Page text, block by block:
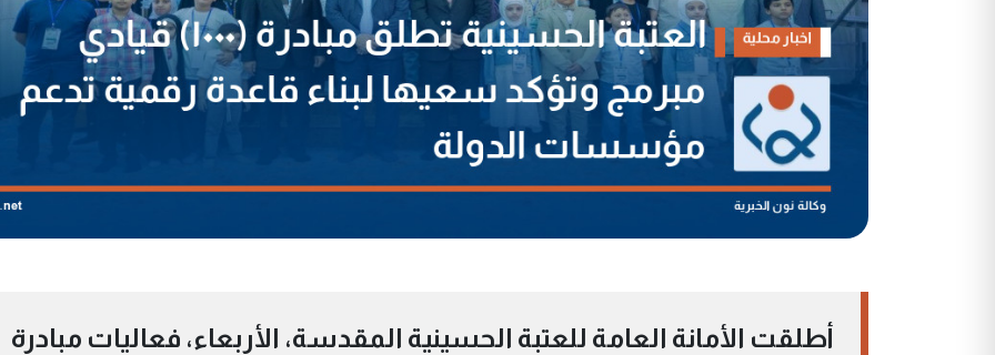
أطلقت الأمانة العامة للعتبة الحسينية المقدسة، الأربعاء، فعاليات مبادرة